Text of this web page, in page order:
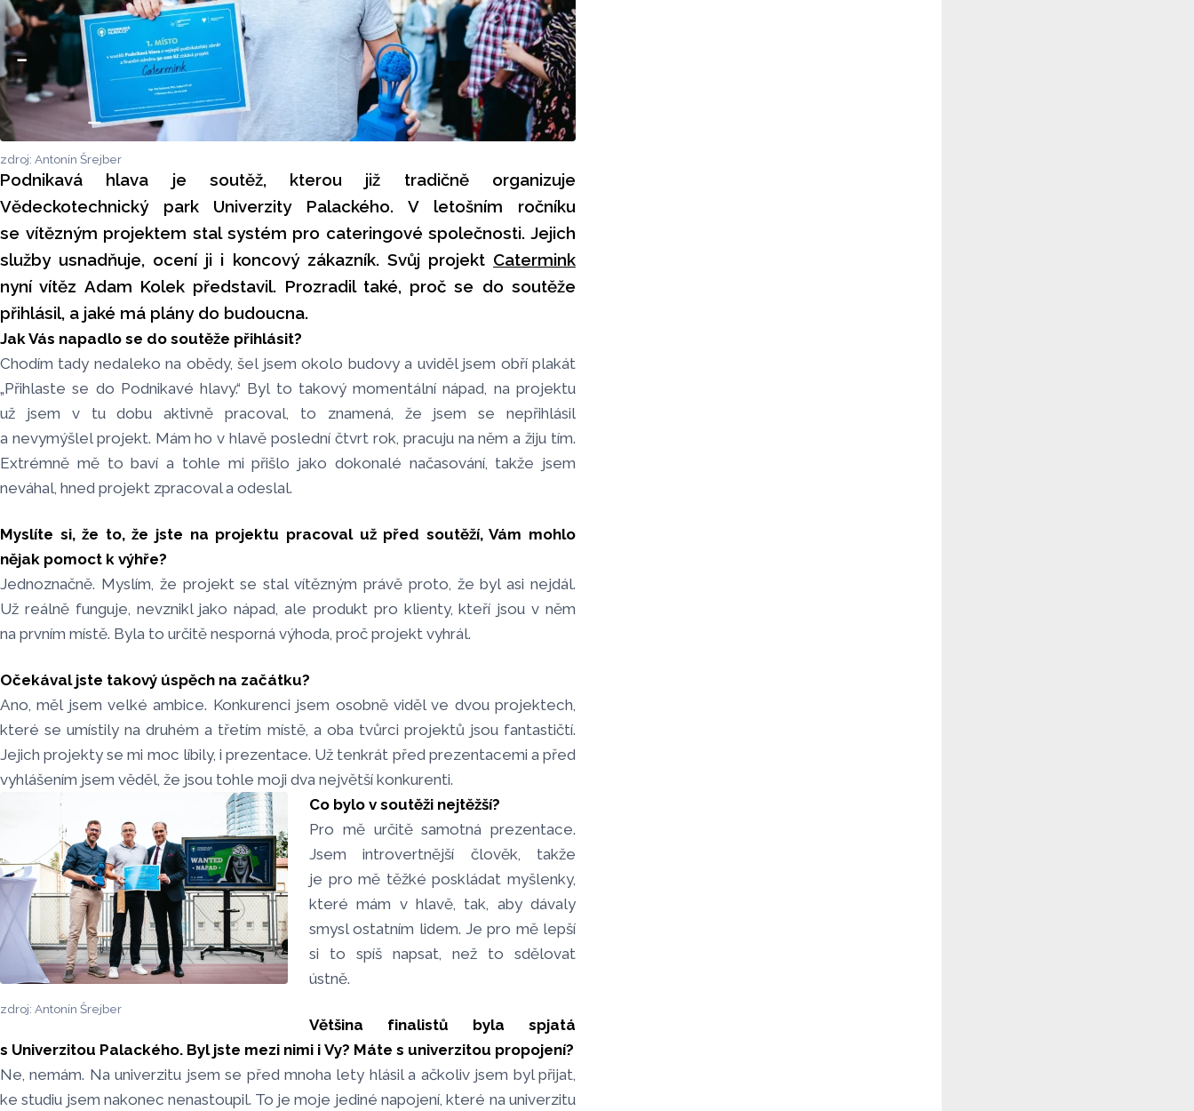
zdroj: Antonín Šrejber
Podnikavá hlava je soutěž, kterou již tradičně organizuje
Vědeckotechnický park Univerzity Palackého. V letošním ročníku
se vítězným projektem stal systém pro cateringové společnosti. Jejich
služby usnadňuje, ocení ji i koncový zákazník. Svůj projekt Catermink
nyní vítěz Adam Kolek představil. Prozradil také, proč se do soutěže
přihlásil, a jaké má plány do budoucna.
Jak Vás napadlo se do soutěže přihlásit?
Chodím tady nedaleko na obědy, šel jsem okolo budovy a uviděl jsem obří plakát
„Přihlaste se do Podnikavé hlavy.“ Byl to takový momentální nápad, na projektu
už jsem v tu dobu aktivně pracoval, to znamená, že jsem se nepřihlásil
a nevymýšlel projekt. Mám ho v hlavě poslední čtvrt rok, pracuju na něm a žiju tím.
Extrémně mě to baví a tohle mi přišlo jako dokonalé načasování, takže jsem
neváhal, hned projekt zpracoval a odeslal.
Myslíte si, že to, že jste na projektu pracoval už před soutěží, Vám mohlo
nějak pomoct k výhře?
Jednoznačně. Myslím, že projekt se stal vítězným právě proto, že byl asi nejdál.
Už reálně funguje, nevznikl jako nápad, ale produkt pro klienty, kteří jsou v něm
na prvním místě. Byla to určitě nesporná výhoda, proč projekt vyhrál.
Očekával jste takový úspěch na začátku?
Ano, měl jsem velké ambice. Konkurenci jsem osobně viděl ve dvou projektech,
které se umístily na druhém a třetím místě, a oba tvůrci projektů jsou fantastičtí.
Jejich projekty se mi moc líbily, i prezentace. Už tenkrát před prezentacemi a před
vyhlášením jsem věděl, že jsou tohle moji dva největší konkurenti.
zdroj: Antonín Šrejber
Co bylo v soutěži nejtěžší?
Pro mě určitě samotná prezentace.
Jsem introvertnější člověk, takže
je pro mě těžké poskládat myšlenky,
které mám v hlavě, tak, aby dávaly
smysl ostatním lidem. Je pro mě lepší
si to spíš napsat, než to sdělovat
ústně.
Většina finalistů byla spjatá
s Univerzitou Palackého. Byl jste mezi nimi i Vy? Máte s univerzitou propojení?
Ne, nemám. Na univerzitu jsem se před mnoha lety hlásil a ačkoliv jsem byl přijat,
ke studiu jsem nakonec nenastoupil. To je moje jediné napojení, které na univerzitu